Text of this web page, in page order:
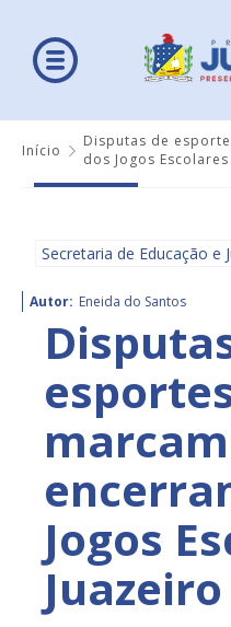
Início
Disputas de
dos Jogos
Secretaria de Educação e
Autor: Eneida do Santos
marcam
Jogos
Juazeiro